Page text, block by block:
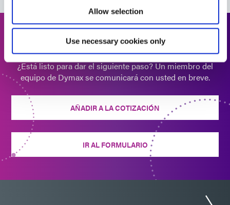
Allow selection
Use necessary cookies only
Guía: Ensamblaje de dispositivo médico (Europa|ES)
Guía: Ensamblaje de dispositivo médico
(América|ES)
Guía: Ensamblaje de dispositivo médico (Europa|FR)
Hoja de venta: Encompass Technology (ES)
Solicitar cotización
¿Está listo para dar el siguiente paso? Un miembro del
equipo de Dymax se comunicará con usted en breve.
AÑADIR A LA COTIZACIÓN
IR AL FORMULARIO